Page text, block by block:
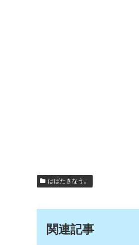
はばたきなう。
関連記事